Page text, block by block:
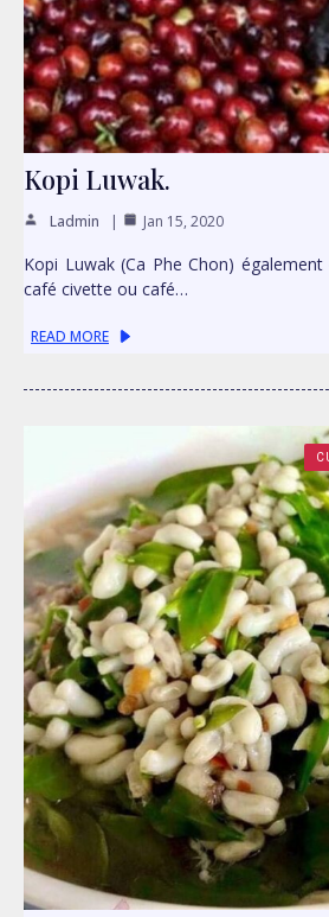
Kopi Luwak.
Ladmin Jan 15, 2020
Kopi Luwak (Ca Phe Chon)
café civette ou café…
READ MORE